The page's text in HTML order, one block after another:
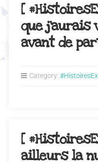
[
que
avant de
Category:
[
ailleurs la